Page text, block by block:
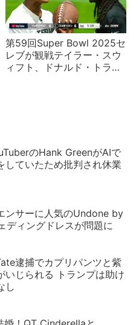
第59回Super Bowl 2025セ
レブが観戦テイラー・スウ
ィフト、ドナルド・トラン
のHank GreenがAIで
していたため批判され休業
ンサーに人気のUndone by
ディングドレスが問題に
逮捕でカプリパンツと紫
いじられる トランプは助け
し